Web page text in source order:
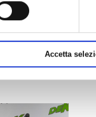
Accetta